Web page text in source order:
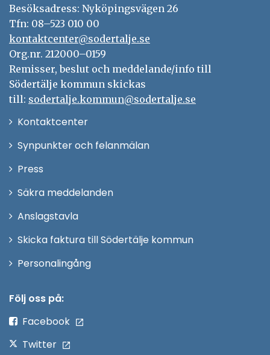
Besöksadress: Nyköpingsvägen 26
Tfn: 08–523 010 00
kontaktcenter@sodertalje.se
Org.nr. 212000–0159
Remisser, beslut och meddelande/info till
Södertälje kommun skickas
till: sodertalje.kommun@sodertalje.se
KontaktcenterÖppna
Synpunkter och felanmälan
Press
fönster
Säkra meddelanden
Anslagstavla
Skicka faktura till Södertälje kommun
PersonalingångÖppna
Följ oss på:
Facebook
Twitter